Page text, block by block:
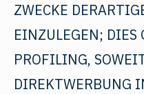
ZWECKE
EINZULEGEN; DIES
PROFILING,
DIREKTWERBUNG